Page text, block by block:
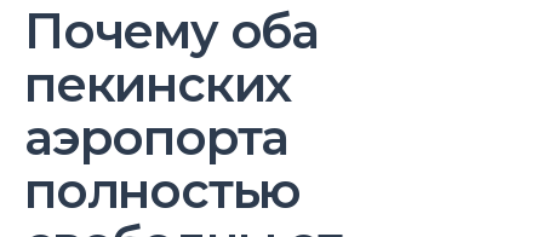
Почему оба
пекинских
аэропорта
полностью